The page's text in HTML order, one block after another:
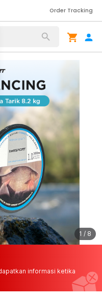
Order Tracking
1 / 8
informasi ketika